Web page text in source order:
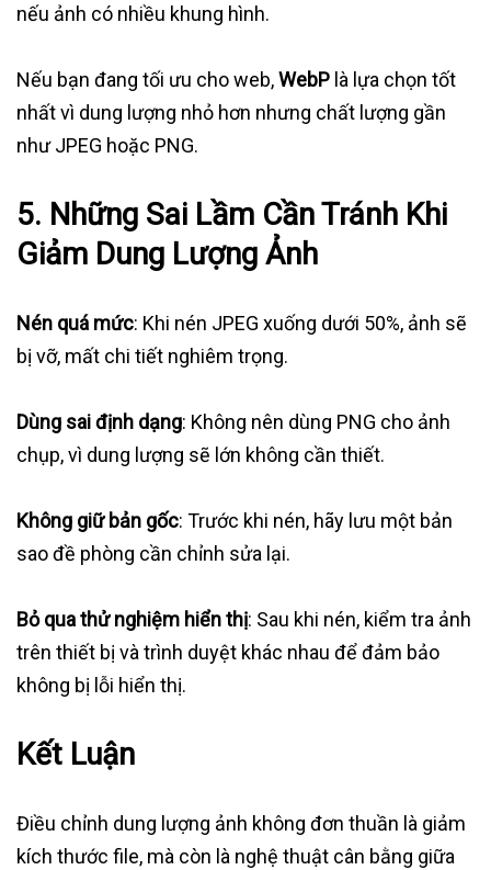
nếu ảnh có nhiều khung hình.
Nếu bạn đang tối ưu cho web,WebP là lựa chọn tốt
nhất vì dung lượng nhỏ hơn nhưng chất lượng gần
như JPEG hoặc PNG.
5. Những Sai Lầm Cần Tránh Khi
Giảm Dung Lượng Ảnh
Nén quá mức: Khi nén JPEG xuống dưới 50%, ảnh sẽ
bị vỡ, mất chi tiết nghiêm trọng.
Dùng sai định dạng: Không nên dùng PNG cho ảnh
chụp, vì dung lượng sẽ lớn không cần thiết.
Không giữ bản gốc: Trước khi nén, hãy lưu một bản
sao đề phòng cần chỉnh sửa lại.
Bỏ qua thử nghiệm hiển thị: Sau khi nén, kiểm tra ảnh
trên thiết bị và trình duyệt khác nhau để đảm bảo
không bị lỗi hiển thị.
Kết Luận
Điều chỉnh dung lượng ảnh không đơn thuần là giảm
kích thước file, mà còn là nghệ thuật cân bằng giữa